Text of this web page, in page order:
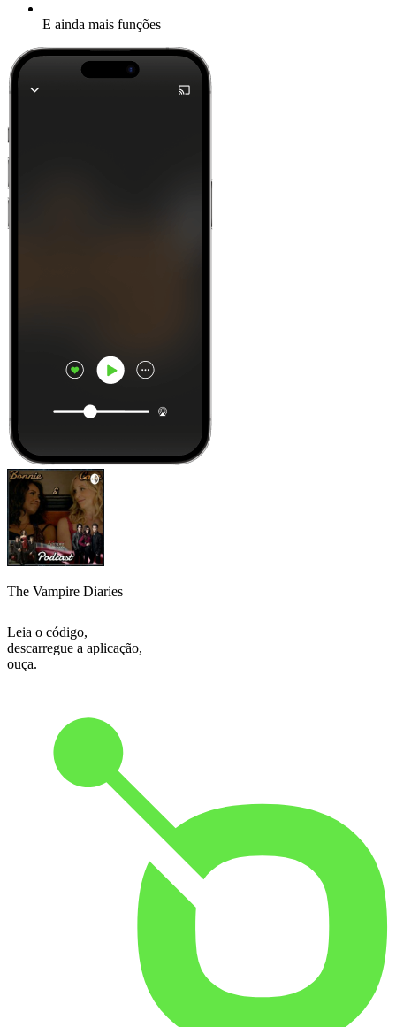
E ainda mais funções
The Vampire Diaries
Leia o código,
descarregue a aplicação,
ouça.